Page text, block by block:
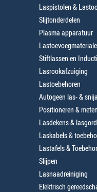
Laspistolen &
Slijtonderdelen
Plasma apparatuur
Stiftlassen en
Lasrookafzuiging
Lastoebehoren
Autogeen las- &
Positioneren & meten
Lasdekens &
Laskabels &
Lastafels &
Slijpen
Lasnaadreiniging
Elektrisch